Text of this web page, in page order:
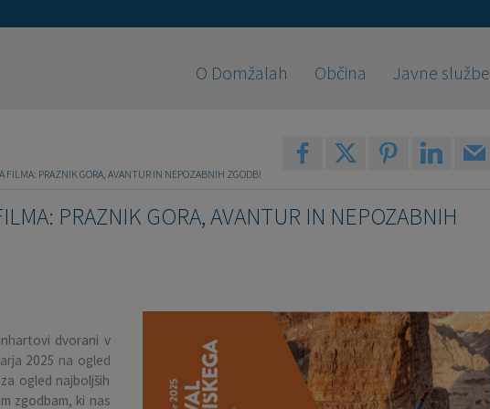
O Domžalah Občina Javne službe
FILMA: PRAZNIK GORA, AVANTUR IN NEPOZABNIH ZGODB!
PRAZNIK GORA, AVANTUR IN NEPOZABNIH
dvorani v
2025 na ogled
ogled najboljših
zgodbam, ki nas